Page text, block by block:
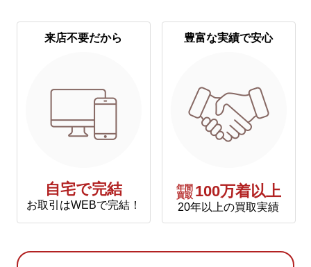
来店不要だから
自宅で完結
お取引はWEBで完結！
豊富な実績で安心
年間
買取 100万着以上
20年以上の買取実績